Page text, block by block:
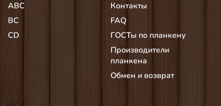
АВС
BC
CD
Контакты
FAQ
ГОСТы по планкену
Производители
планкена
Обмен и возврат